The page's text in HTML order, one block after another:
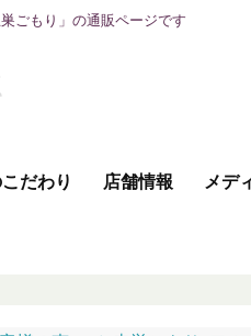
ごもり」の通販ページです
だわり 店舗情報 メデ